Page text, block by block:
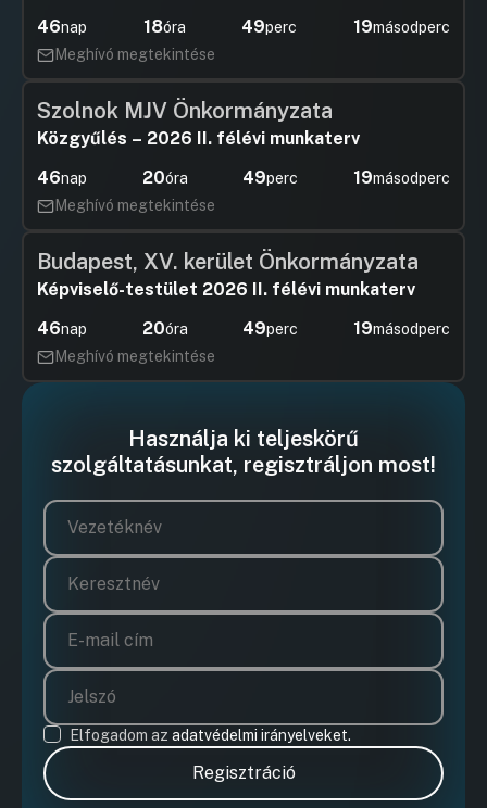
46nap 18óra 49perc 19másodperc
Meghívó megtekintése
Szolnok MJV Önkormányzata
Közgyűlés – 2026 II. félévi munkaterv
46nap 20óra 49perc 19másodperc
Meghívó megtekintése
Budapest, XV. kerület Önkormányzata
Képviselő-testület 2026 II. félévi munkaterv
46nap 20óra 49perc 19másodperc
Meghívó megtekintése
Használja ki teljeskörű
szolgáltatásunkat, regisztráljon most!
Elfogadom az adatvédelmi irányelveket.
Regisztráció